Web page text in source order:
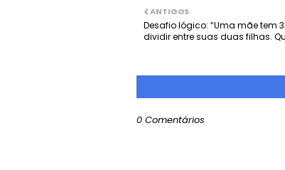
ANTIGOS
Desafio lógico: “Uma mãe tem
dividir entre suas duas filhas.
0 Comentários